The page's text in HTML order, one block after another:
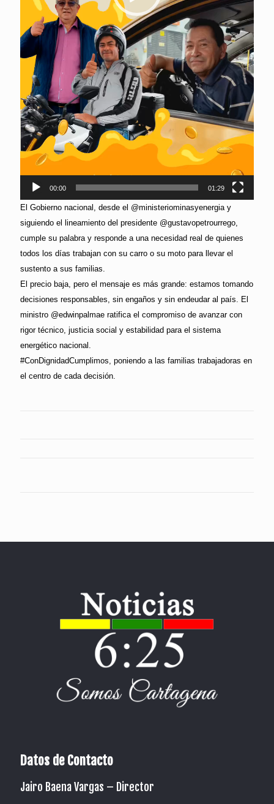
00:00 01:29
El Gobierno nacional, desde el @ministeriominasyenergia y
siguiendo el lineamiento del presidente @gustavopetrourrego,
cumple su palabra y responde a una necesidad real de quienes
todos los días trabajan con su carro o su moto para llevar el
sustento a sus familias.
El precio baja, pero el mensaje es más grande: estamos tomando
decisiones responsables, sin engaños y sin endeudar al país. El
ministro @edwinpalmae ratifica el compromiso de avanzar con
rigor técnico, justicia social y estabilidad para el sistema
energético nacional.
#ConDignidadCumplimos, poniendo a las familias trabajadoras en
el centro de cada decisión.
Datos de Contacto
Jairo Baena Vargas – Director